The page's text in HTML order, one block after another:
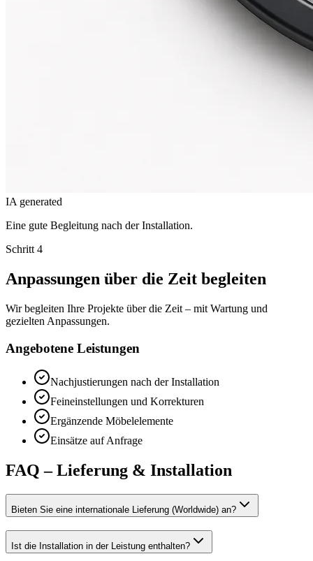
IA generated
Eine gute Begleitung nach der Installation.
Schritt 4
Anpassungen über die Zeit begleiten
Wir begleiten Ihre Projekte über die Zeit – mit Wartung und
gezielten Anpassungen.
Angebotene Leistungen
Nachjustierungen nach der Installation
Feineinstellungen und Korrekturen
Ergänzende Möbelelemente
Einsätze auf Anfrage
FAQ – Lieferung & Installation
Bieten Sie eine internationale Lieferung (Worldwide) an?
Ist die Installation in der Leistung enthalten?